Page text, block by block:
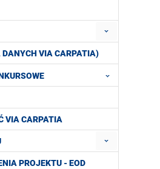
VIA CARPATIA)
VIA CARPATIA
PROJEKTU - EOD